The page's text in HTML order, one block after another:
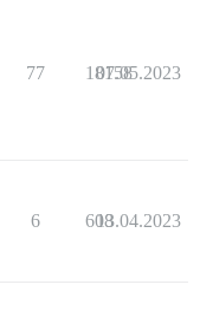
77 18158
07.05.2023
6 608
13.04.2023